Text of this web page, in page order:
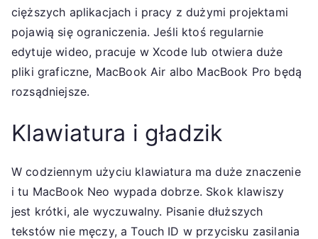
cięższych aplikacjach i pracy z dużymi projektami
pojawią się ograniczenia. Jeśli ktoś regularnie
edytuje wideo, pracuje w Xcode lub otwiera duże
pliki graficzne, MacBook Air albo MacBook Pro będą
rozsądniejsze.
Klawiatura i gładzik
W codziennym użyciu klawiatura ma duże znaczenie
i tu MacBook Neo wypada dobrze. Skok klawiszy
jest krótki, ale wyczuwalny. Pisanie dłuższych
tekstów nie męczy, a Touch ID w przycisku zasilania